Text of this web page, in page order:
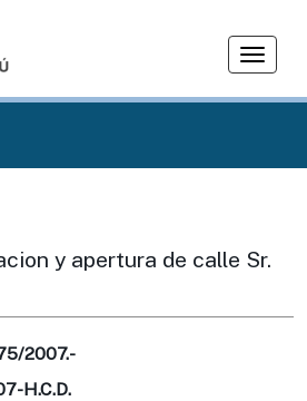
T
g
v
y apertura de calle Sr.
2007.-
H.C.D.